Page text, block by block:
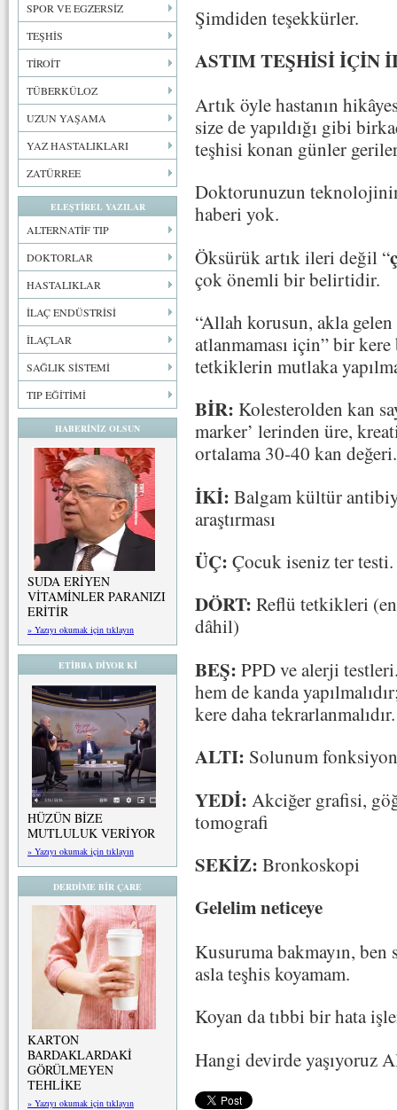
SPOR VE EGZERSİZ
TEŞHİS
TİROİT
TÜBERKÜLOZ
UZUN YAŞAMA
YAZ HASTALIKLARI
ZATÜRREE
ELEŞTİREL YAZILAR
ALTERNATİF TIP
DOKTORLAR
HASTALIKLAR
İLAÇ ENDÜSTRİSİ
İLAÇLAR
SAĞLIK SİSTEMİ
TIP EĞİTİMİ
HABERİNİZ OLSUN
SUDA ERİYEN
VİTAMİNLER PARANIZI
ERİTİR
» Yazıyı okumak için tıklayın
ETİBBA DİYOR Kİ
HÜZÜN BİZE
MUTLULUK VERİYOR
» Yazıyı okumak için tıklayın
DERDİME BİR ÇARE
KARTON
BARDAKLARDAKİ
GÖRÜLMEYEN
TEHLİKE
» Yazıyı okumak için tıklayın
Şimdiden teşekkürler.
ASTIM TEŞHİSİ İÇİN
Artık öyle hastanın
size de yapıldığı gibi
teşhisi konan günler
Doktorunuzun
haberi yok.
Öksürük artık ileri değil “
çok önemli bir belirtidir.
“Allah korusun, akla
atlanmaması için” bir
tetkiklerin mutlaka
BİR: Kolesterolden kan
marker’ lerinden üre,
ortalama 30-40 kan değeri.
İKİ: Balgam kültür
araştırması
ÜÇ: Çocuk iseniz ter testi.
DÖRT: Reflü tetkikleri
dâhil)
BEŞ: PPD ve alerji
hem de kanda
kere daha tekrarlanmalıdır.
ALTI: Solunum
YEDİ: Akciğer grafisi,
tomografi
SEKİZ: Bronkoskopi
Gelelim neticeye
Kusuruma bakmayın,
asla teşhis koyamam.
Koyan da tıbbi bir hata
Hangi devirde yaşıyoruz